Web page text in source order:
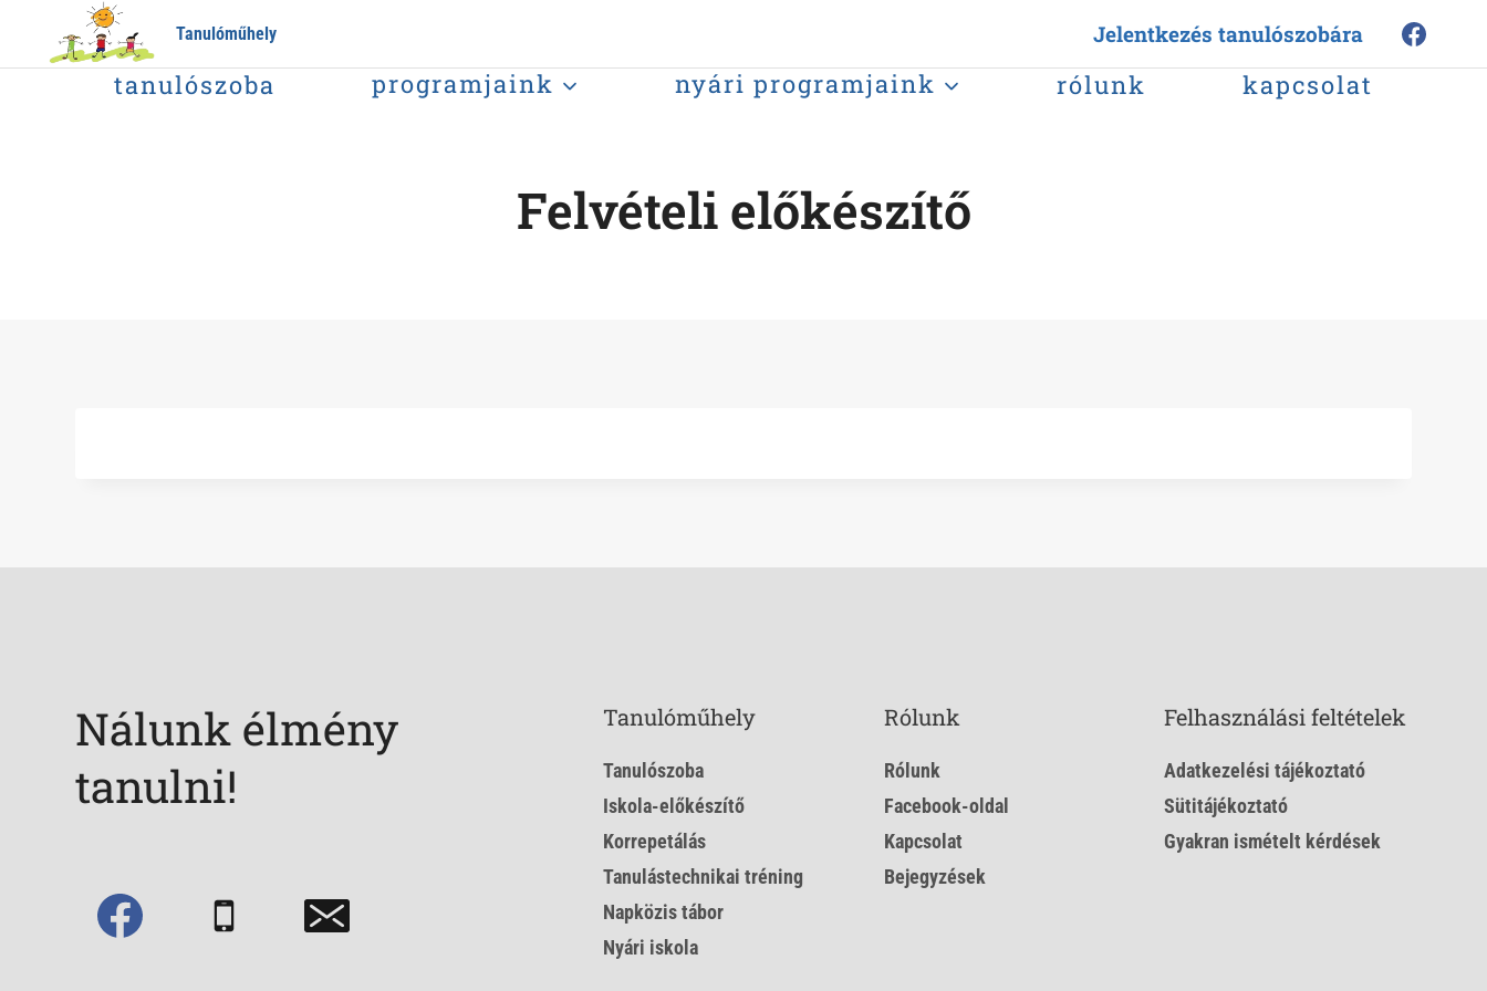
Tanulóműhely Jelentkezés tanulószobára
tanulószoba programjaink nyári programjaink rólunk kapcsolat
Felvételi előkészítő
Nálunk élmény
tanulni!
Tanulóműhely
Tanulószoba
Iskola-előkészítő
Korrepetálás
Tanulástechnikai tréning
Napközis tábor
Nyári iskola
Rólunk
Rólunk
Facebook-oldal
Kapcsolat
Bejegyzések
Felhasználási feltételek
Adatkezelési tájékoztató
Sütitájékoztató
Gyakran ismételt kérdések